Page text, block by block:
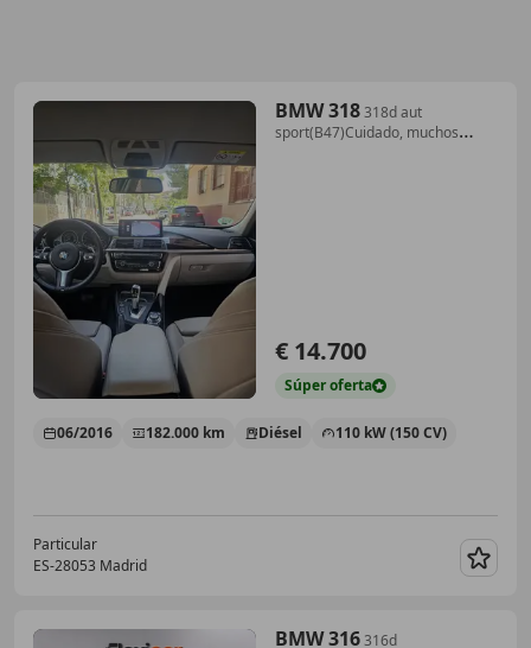
BMW 318318d aut
sport(B47)Cuidado, muchos
€ 14.700
Súperoferta
06/2016 182.000 km Diésel 110 kW (150 CV)
Particular
ES-28053 Madrid
BMW 316316d